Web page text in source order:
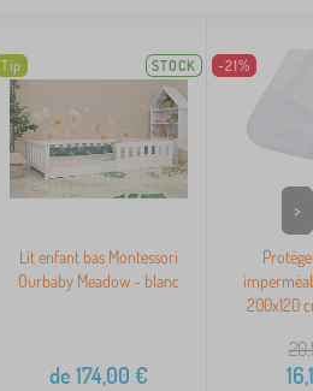
Tip STOCK
Lit enfant bas Montessori
Ourbaby Meadow - blanc
de 174,00 €
-21%
200x120
>